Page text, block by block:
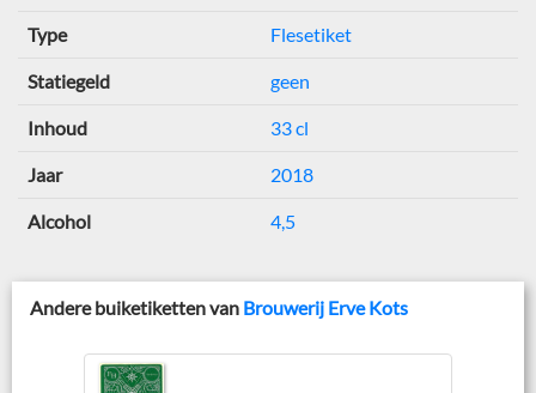
Type Flesetiket
Statiegeld geen
Inhoud 33 cl
Jaar 2018
Alcohol 4,5
Andere buiketiketten van Brouwerij Erve Kots